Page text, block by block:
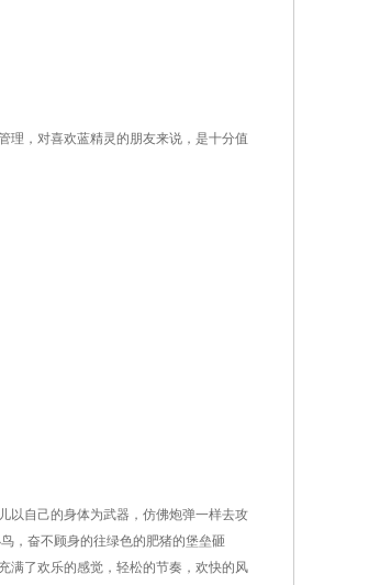
，对喜欢蓝精灵的朋友来说，是十分值
自己的身体为武器，仿佛炮弹一样去攻
，奋不顾身的往绿色的肥猪的堡垒砸
满了欢乐的感觉，轻松的节奏，欢快的风